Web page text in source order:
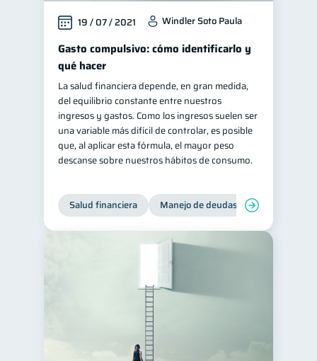
19 / 07 / 2021 Windler Soto Paula
Gasto compulsivo: cómo identificarlo y
qué hacer
La salud financiera depende, en gran medida,
del equilibrio constante entre nuestros
ingresos y gastos. Como los ingresos suelen ser
una variable más difícil de controlar, es posible
que, al aplicar esta fórmula, el mayor peso
descanse sobre nuestros hábitos de consumo.
Salud financiera Manejo de deudas